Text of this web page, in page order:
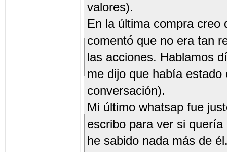
valores).
En la última compra creo
comentó que no era tan
las acciones. Hablamos
me dijo que había
conversación).
Mi último whatsap fue
escribo para ver si
he sabido nada más de